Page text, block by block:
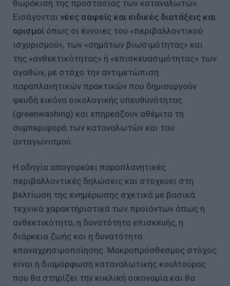
θωράκιση της προστασίας των καταναλωτών.
Εισάγονται νέες σαφείς και ειδικές διατάξεις και
ορισμοί όπως οι έννοιες του «περιβαλλοντικού
ισχυρισμού», των «σημάτων βιωσιμότητας» και
της «ανθεκτικότητας» ή «επισκευασιμότητας» των
αγαθών, με στόχο την αντιμετώπιση
παραπλανητικών πρακτικών που δημιουργούν
ψευδή εικόνα οικολογικής υπευθυνότητας
(greenwashing) και επηρεάζουν αθέμιτα τη
συμπεριφορά των καταναλωτών και του
ανταγωνισμού.
Η οδηγία απαγορεύει παραπλανητικές
περιβαλλοντικές δηλώσεις και στοχεύει στη
βελτίωση της ενημέρωσης σχετικά με βασικά
τεχνικά χαρακτηριστικά των προϊόντων όπως η
ανθεκτικότητα, η δυνατότητα επισκευής, η
διάρκεια ζωής και η δυνατότητα
επαναχρησιμοποίησης. Μακροπρόσθεσμος στόχος
είναι η διαμόρφωση καταναλωτικής κουλτούρας
που θα στηρίζει την κυκλική οικονομία και θα